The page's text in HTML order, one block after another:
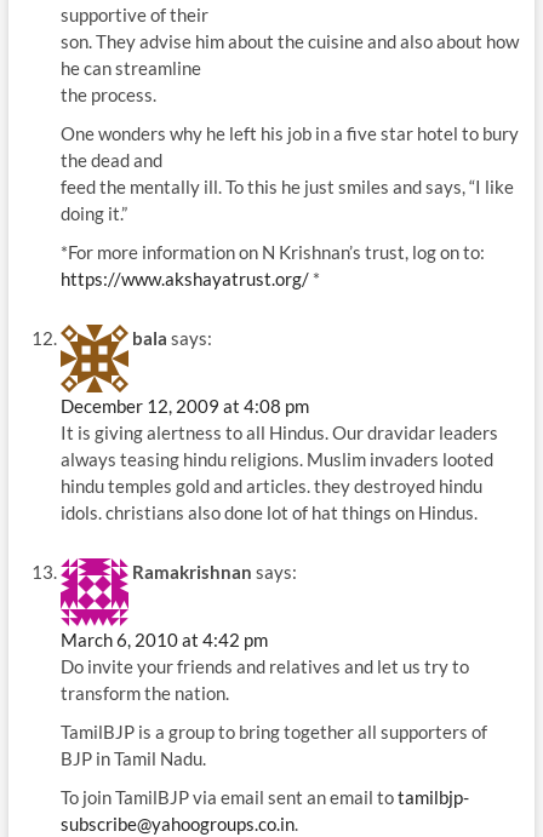
supportive of their
son. They advise him about the cuisine and also about how
he can streamline
the process.
One wonders why he left his job in a five star hotel to bury
the dead and
feed the mentally ill. To this he just smiles and says, “I like
doing it.”
*For more information on N Krishnan’s trust, log on to:
https://www.akshayatrust.org/*
bala says:
December 12, 2009 at 4:08 pm
It is giving alertness to all Hindus. Our dravidar leaders
always teasing hindu religions. Muslim invaders looted
hindu temples gold and articles. they destroyed hindu
idols. christians also done lot of hat things on Hindus.
Ramakrishnan says:
March 6, 2010 at 4:42 pm
Do invite your friends and relatives and let us try to
transform the nation.
TamilBJP is a group to bring together all supporters of
BJP in Tamil Nadu.
To join TamilBJP via email sent an email totamilbjp-
subscribe@yahoogroups.co.in.